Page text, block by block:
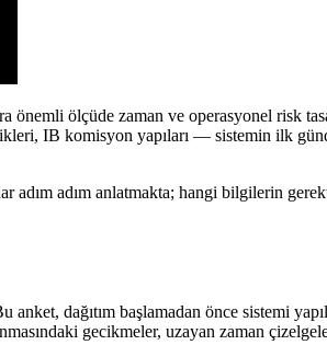
ölçüde zaman ve operasyonel risk
IB komisyon yapıları — sistemin ilk
adım anlatmakta; hangi bilgilerin
anket, dağıtım başlamadan önce sistemi
gecikmeler, uzayan zaman